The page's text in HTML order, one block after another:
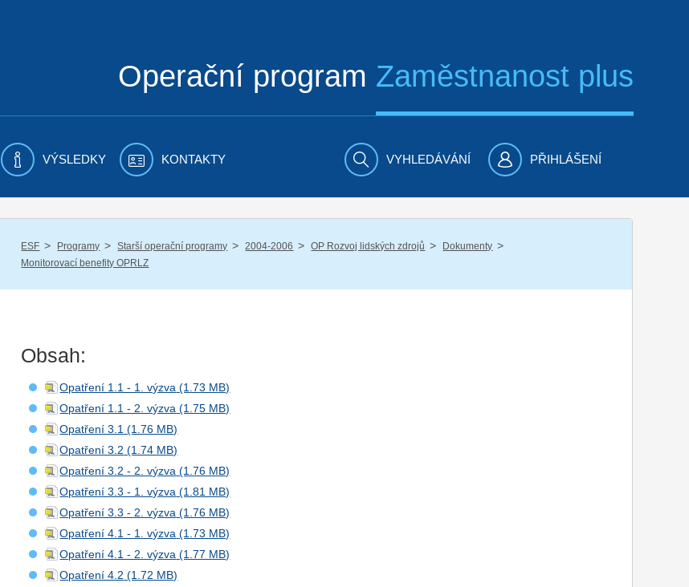
Operační program Zaměstnanost plus
VÝSLEDKY KONTAKTY VYHLEDÁVÁNÍ PŘIHLÁŠENÍ
ESF / Programy / Starší operační programy / 2004-2006 / OP Rozvoj lidských zdrojů / Dokumenty /
Monitorovací benefity OPRLZ
Obsah:
Opatření 1.1 - 1. výzva
Opatření 1.1 - 2. výzva
Opatření 3.1
Opatření 3.2
Opatření 3.2 - 2. výzva
Opatření 3.3 - 1. výzva
Opatření 3.3 - 2. výzva
Opatření 4.1 - 1. výzva
Opatření 4.1 - 2. výzva
Opatření 4.2